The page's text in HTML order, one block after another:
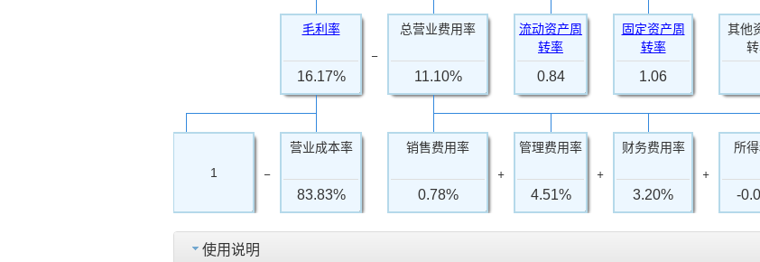
毛利率
16.17%
−
总营业费用率
11.10%
流动资产周
转率
0.84
固定资产周
转率
1.06
其他
1 −
营业成本率
83.83%
销售费用率
0.78%
+
管理费用率
4.51%
+
财务费用率
3.20%
+
所
-
使用说明